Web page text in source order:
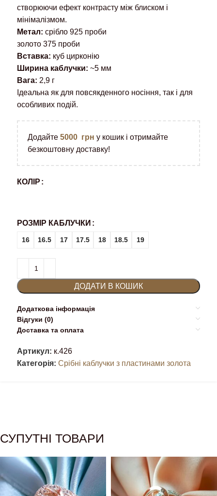
створюючи ефект контрасту між блиском і
мінімалізмом.
Метал: срібло 925 проби
золото 375 проби
Вставка: куб цирконію
Ширина каблучки: ~5 мм
Вага: 2,9 г
Ідеальна як для повсякденного носіння, так і для
особливих подій.
Додайте 5000 грн у кошик і отримайте
безкоштовну доставку!
КОЛІР
РОЗМІР КАБЛУЧКИ
16 16.5 17 17.5 18 18.5 19
ДОДАТИ В КОШИК
Додаткова інформація
Відгуки (0)
Доставка та оплата
Артикул: к.426
Категорія: Срібні каблучки з пластинами золота
СУПУТНІ ТОВАРИ